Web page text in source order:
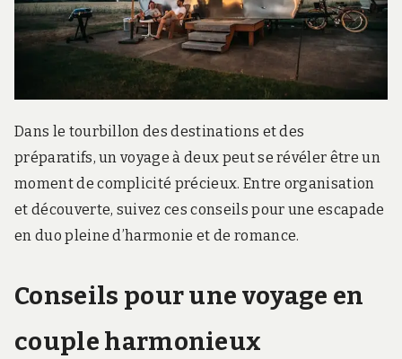
r
d
s
r
Dans le tourbillon des destinations et des
préparatifs, un voyage à deux peut se révéler être un
moment de complicité précieux. Entre organisation
et découverte, suivez ces conseils pour une escapade
en duo pleine d’harmonie et de romance.
Conseils pour une voyage en
couple harmonieux